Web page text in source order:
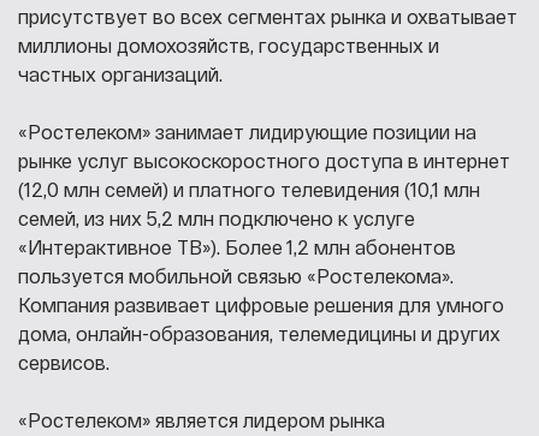
присутствует во всех сегментах рынка и охватывает
миллионы домохозяйств, государственных и
частных организаций.
«Ростелеком» занимает лидирующие позиции на
рынке услуг высокоскоростного доступа в интернет
(12,0 млн семей) и платного телевидения (10,1 млн
семей, из них 5,2 млн подключено к услуге
«Интерактивное ТВ»). Более 1,2 млн абонентов
пользуется мобильной связью «Ростелекома».
Компания развивает цифровые решения для умного
дома, онлайн-образования, телемедицины и других
сервисов.
«Ростелеком» является лидером рынка